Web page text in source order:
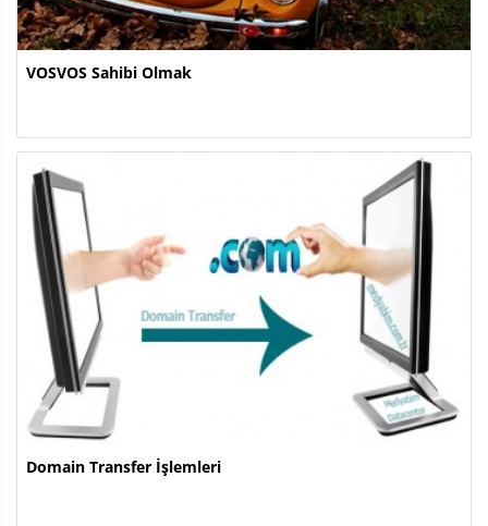
VOSVOS Sahibi Olmak
Domain Transfer İşlemleri